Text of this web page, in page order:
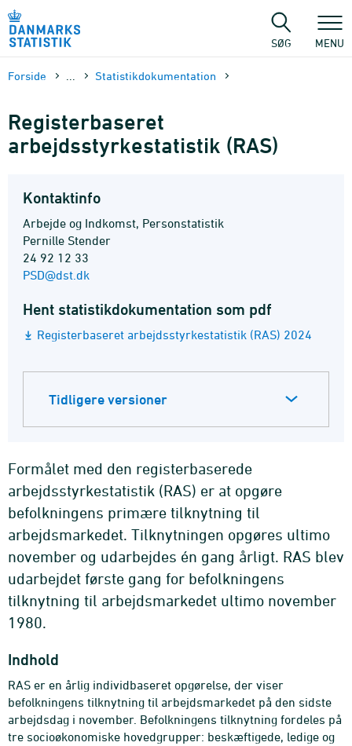
sidens
SØG MENU
Forside Statistik­dokument­ation
Registerbaseret
arbejdsstyrkestatistik (RAS)
Kontaktinfo
Arbejde og Indkomst, Personstatistik
Pernille Stender
24 92 12 33
PSD@dst.dk
Hent statistikdokumentation som pdf
Registerbaseret arbejdsstyrkestatistik (RAS) 2024
Tidligere versioner
Formålet med den registerbaserede
arbejdsstyrkestatistik (RAS) er at opgøre
befolkningens primære tilknytning til
arbejdsmarkedet. Tilknytningen opgøres ultimo
november og udarbejdes én gang årligt. RAS blev
udarbejdet første gang for befolkningens
tilknytning til arbejdsmarkedet ultimo november
1980.
Indhold
RAS er en årlig individbaseret opgørelse, der viser
befolkningens tilknytning til arbejdsmarkedet på den sidste
arbejdsdag i november. Befolkningens tilknytning fordeles på
tre socioøkonomiske hovedgrupper: beskæftigede, ledige og